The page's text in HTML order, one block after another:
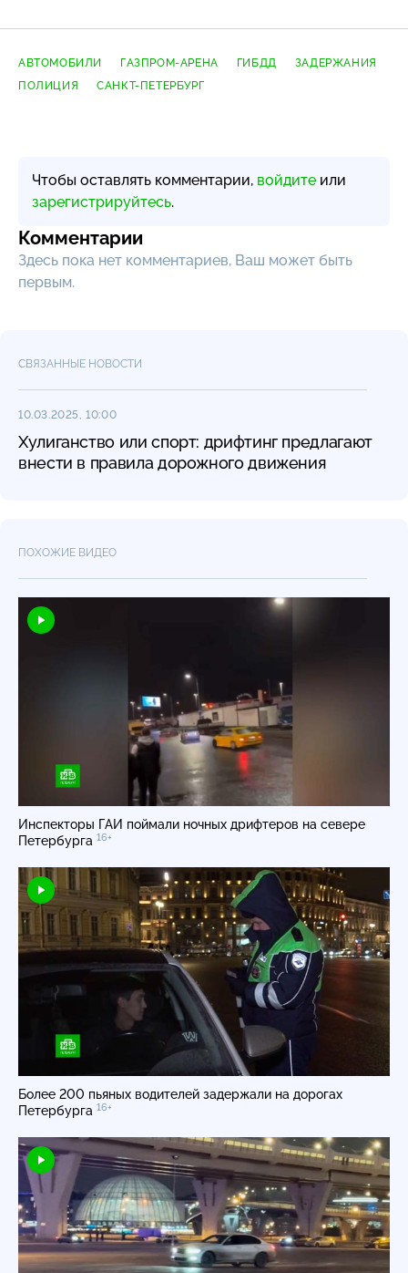
АВТОМОБИЛИ ГАЗПРОМ-АРЕНА ГИБДД
ЗАДЕРЖАНИЯ
ПОЛИЦИЯ
САНКТ-ПЕТЕРБУРГ
Чтобы оставлять комментарии, войдите или
зарегистрируйтесь.
Комментарии
Здесь пока нет комментариев, Ваш может быть
первым.
СВЯЗАННЫЕ НОВОСТИ
10.03.2025, 10:00
Хулиганство или спорт: дрифтинг предлагают
внести в правила дорожного движения
ПОХОЖИЕ ВИДЕО
Инспекторы ГАИ поймали ночных дрифтеров на севере
Петербурга 16+
Более 200 пьяных водителей задержали на дорогах
Петербурга 16+